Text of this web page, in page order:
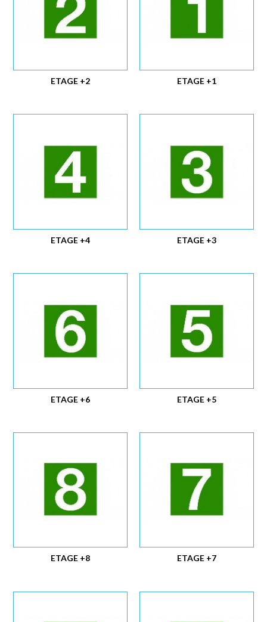
ETAGE +1
ETAGE +2
ETAGE +3
ETAGE +4
ETAGE +5
ETAGE +6
ETAGE +7
ETAGE +8